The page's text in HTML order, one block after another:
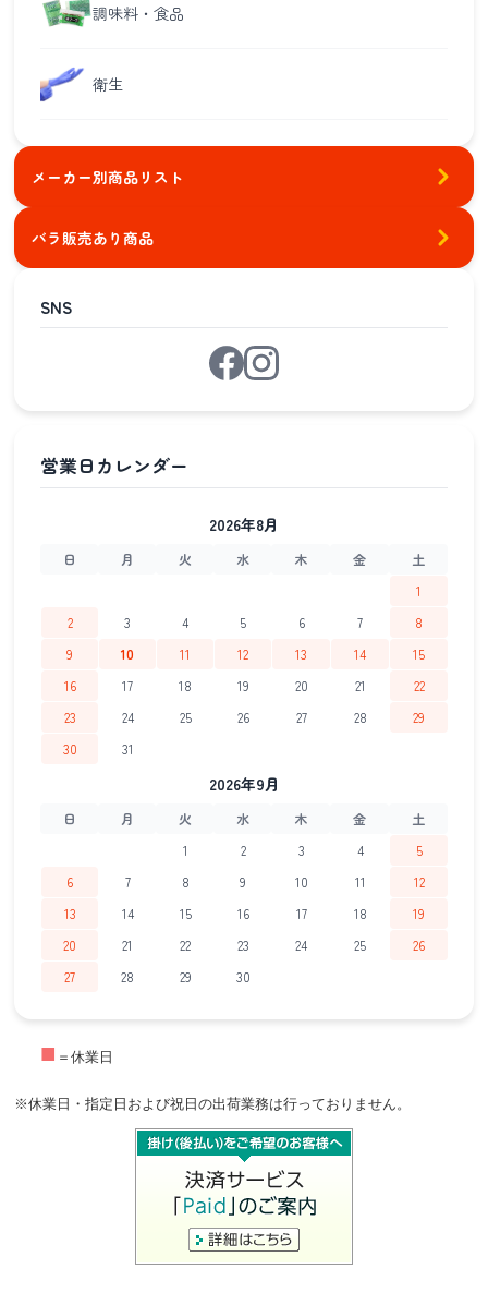
調味料・食品
衛生
メーカー別商品リスト
バラ販売あり商品
SNS
2026年8月
日 月 火 水 木 金
土
1
2
3 4 5 6 7
8
9
10 11 12 13 14
15
16
17 18 19 20 21
22
23
24 25 26 27 28
29
30
31
2026年9月
日 月 火 水 木 金
土
1
2 3 4
5
6
7 8 9 10 11
12
13
14 15 16 17 18
19
20
21 22 23 24 25
26
27
28 29 30
■ ＝休業日
※休業日・指定日および祝日の出荷業務は行っておりません。